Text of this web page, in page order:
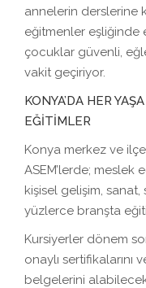
annelerin derslerine
eğitmenler eşliğinde
çocuklar güvenli,
vakit geçiriyor.
KONYA’DA HER
EĞİTİMLER
Konya merkez ve
ASEM’lerde; meslek
kişisel gelişim,
yüzlerce branşta
Kursiyerler dönem
onaylı sertifikalarını
belgelerini